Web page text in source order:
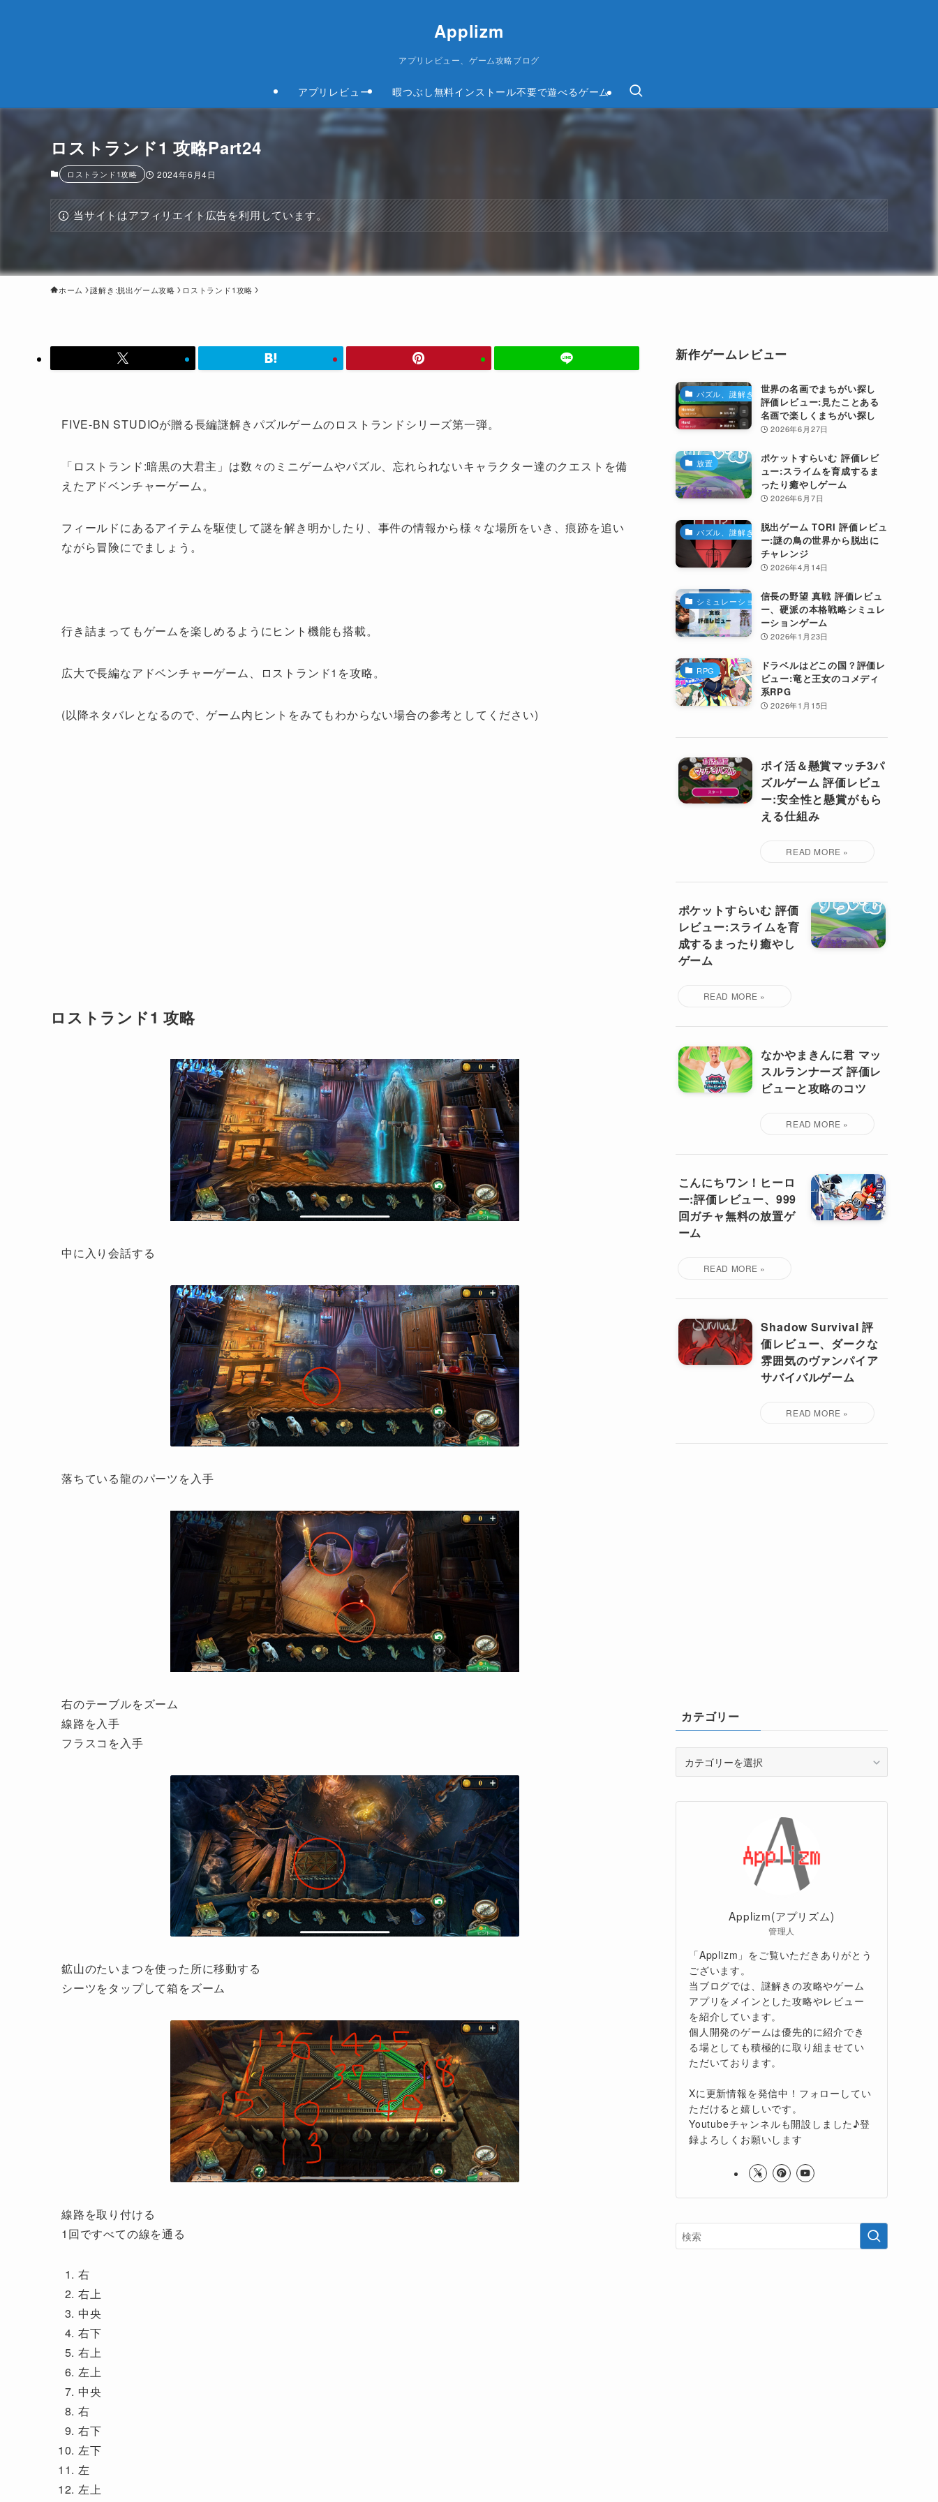
Applizm
アプリレビュー、ゲーム攻略ブログ
アプリレビュー 暇つぶし無料インストール不要で遊べるゲーム
ロストランド1 攻略Part24
ロストランド1攻略 2024年6月4日
当サイトはアフィリエイト広告を利用しています。
ホーム 謎解き:脱出ゲーム攻略 ロストランド1攻略
FIVE-BN STUDIOが贈る長編謎解きパズルゲームのロストランドシリーズ第一弾。
「ロストランド:暗黒の大君主」は数々のミニゲームやパズル、忘れられないキャラクター達のクエストを備
えたアドベンチャーゲーム。
フィールドにあるアイテムを駆使して謎を解き明かしたり、事件の情報から様々な場所をいき、痕跡を追い
ながら冒険にでましょう。
行き詰まってもゲームを楽しめるようにヒント機能も搭載。
広大で長編なアドベンチャーゲーム、ロストランド1を攻略。
(以降ネタバレとなるので、ゲーム内ヒントをみてもわからない場合の参考としてください)
ロストランド1 攻略
中に入り会話する
落ちている龍のパーツを入手
右のテーブルをズーム
線路を入手
フラスコを入手
鉱山のたいまつを使った所に移動する
シーツをタップして箱をズーム
線路を取り付ける
1回ですべての線を通る
右
右上
中央
右下
右上
左上
中央
右
右下
左下
左
左上
新作ゲームレビュー
パズル、謎解き
世界の名画でまちがい探し
評価レビュー:見たことある
名画で楽しくまちがい探し
2026年6月27日
放置
ポケットすらいむ 評価レビ
ュー:スライムを育成するま
ったり癒やしゲーム
2026年6月7日
パズル、謎解き
脱出ゲーム TORI 評価レビュ
ー:謎の鳥の世界から脱出に
チャレンジ
2026年4月14日
シミュレーション信長の野望 真戦 評価レビュ
ー、硬派の本格戦略シミュレ
ーションゲーム
2026年1月23日
RPG
ドラベルはどこの国？評価レ
ビュー:竜と王女のコメディ
系RPG
2026年1月15日
ポイ活＆懸賞マッチ3パ
ズルゲーム 評価レビュ
ー:安全性と懸賞がもら
える仕組み
ポケットすらいむ 評価
レビュー:スライムを育
成するまったり癒やし
ゲーム
なかやまきんに君 マッ
スルランナーズ 評価レ
ビューと攻略のコツ
こんにちワン！ヒーロ
ー:評価レビュー、999
回ガチャ無料の放置ゲ
ーム
Shadow Survival 評
価レビュー、ダークな
雰囲気のヴァンパイア
サバイバルゲーム
カテゴリー
リ
Applizm(アプリズム)
管理人
「Applizm」をご覧いただきありがとう
ございます。
当ブログでは、謎解きの攻略やゲーム
アプリをメインとした攻略やレビュー
を紹介しています。
個人開発のゲームは優先的に紹介でき
る場としても積極的に取り組ませてい
ただいております。
Xに更新情報を発信中！フォローしてい
ただけると嬉しいです。
Youtubeチャンネルも開設しました♪登
録よろしくお願いします